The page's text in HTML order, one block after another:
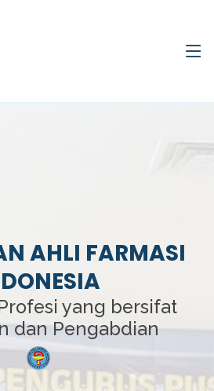
AHLI FARMASI
yang bersifat
dan Pengabdian